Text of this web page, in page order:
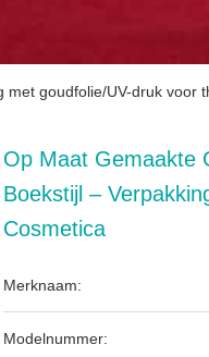
goudfolie/UV-druk voor
Op Maat Gemaakte
Boekstijl –
Cosmetica
Merknaam:
Modelnummer: